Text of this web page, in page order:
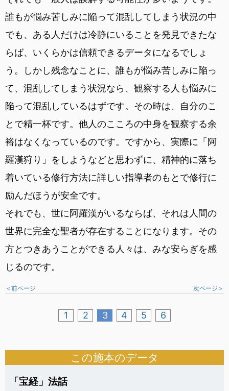
誰もが悩み苦しみに陥って混乱してしまう状況の中
でも、ある人だけは冷静にいることを発見できたな
らば、いくらかは信頼できるデータになるでしょ
う。しかし残念なことに、誰もが悩み苦しみに陥っ
て、混乱してしまう状況なら、観察する人も悩みに
陥って混乱しているはずです。その時は、自分のこ
とで精一杯です。他人のこころの中身を観察する余
裕はなくなっているのです。ですから、実際に「阿
羅漢狩り」をしようなどと思わずに、精神的に落ち
着いている修行方法に詳しい指導者のもとで修行に
励んだほうが安全です。
それでも、世に阿羅漢がいるならば、それは人間の
世界に完全な聖者が存在することになります。その
方とつきあうことができる人々は、みな安らぎを感
じるのです。
＜前ページ 次ページ＞
1 2 3 4 5 6
この施本のデータ
「宝経」法話